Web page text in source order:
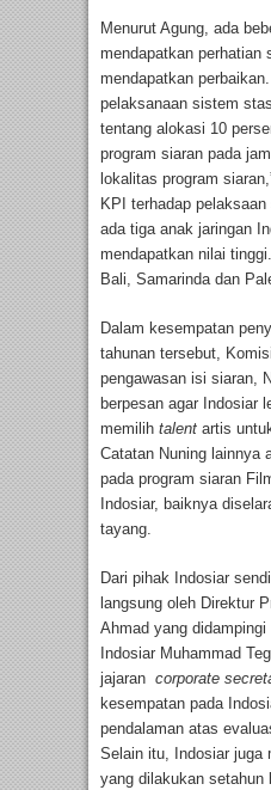
Menurut Agung, ada
mendapatkan perhatian
mendapatkan
pelaksanaan sistem
tentang alokasi 10
program siaran pada
lokalitas program
KPI terhadap
ada tiga anak jaringan
mendapatkan nilai
Bali, Samarinda dan
Dalam kesempatan
tahunan tersebut,
pengawasan isi siaran,
berpesan agar Indosiar
memilih talent artis
Catatan Nuning lainnya
pada program siaran
Indosiar, baiknya
tayang.
Dari pihak Indosiar
langsung oleh Direktur
Ahmad yang
Indosiar Muhammad
jajaran corporate
kesempatan pada
pendalaman atas
Selain itu, Indosiar juga
yang dilakukan setahun